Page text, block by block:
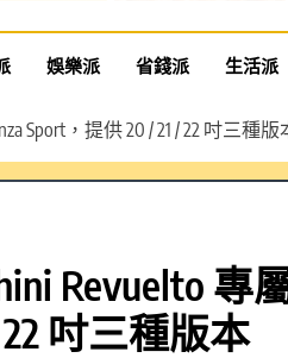
娛樂派 省錢派 生活派
Sport，提供 20 / 21 / 22 吋三種版
Revuelto 專
22 吋三種版本